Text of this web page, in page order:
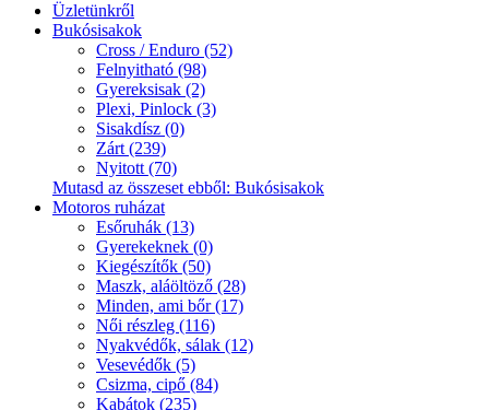
Üzletünkről
Bukósisakok
Cross / Enduro (52)
Felnyitható (98)
Gyereksisak (2)
Plexi, Pinlock (3)
Sisakdísz (0)
Zárt (239)
Nyitott (70)
Mutasd az összeset ebből: Bukósisakok
Motoros ruházat
Esőruhák (13)
Gyerekeknek (0)
Kiegészítők (50)
Maszk, aláöltöző (28)
Minden, ami bőr (17)
Női részleg (116)
Nyakvédők, sálak (12)
Vesevédők (5)
Csizma, cipő (84)
Kabátok (235)